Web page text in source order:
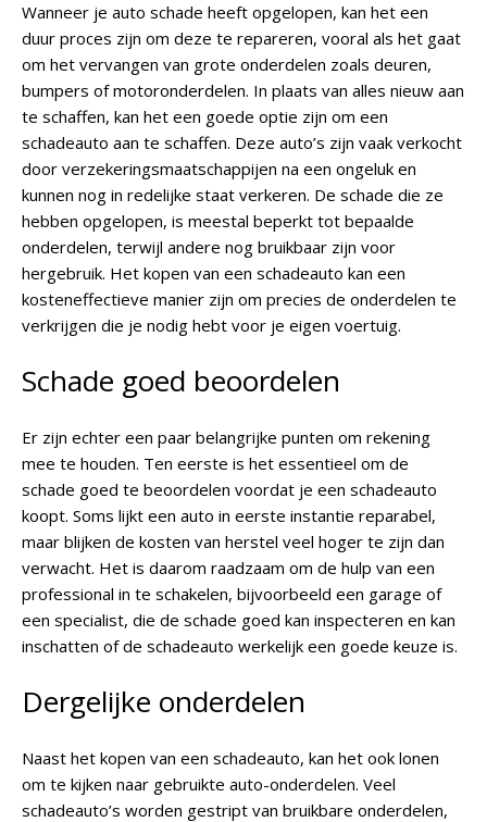
Wanneer je auto schade heeft opgelopen, kan het een
duur proces zijn om deze te repareren, vooral als het gaat
om het vervangen van grote onderdelen zoals deuren,
bumpers of motoronderdelen. In plaats van alles nieuw aan
te schaffen, kan het een goede optie zijn om een
schadeauto aan te schaffen. Deze auto’s zijn vaak verkocht
door verzekeringsmaatschappijen na een ongeluk en
kunnen nog in redelijke staat verkeren. De schade die ze
hebben opgelopen, is meestal beperkt tot bepaalde
onderdelen, terwijl andere nog bruikbaar zijn voor
hergebruik. Het kopen van een schadeauto kan een
kosteneffectieve manier zijn om precies de onderdelen te
verkrijgen die je nodig hebt voor je eigen voertuig.
Schade goed beoordelen
Er zijn echter een paar belangrijke punten om rekening
mee te houden. Ten eerste is het essentieel om de
schade goed te beoordelen voordat je een schadeauto
koopt. Soms lijkt een auto in eerste instantie reparabel,
maar blijken de kosten van herstel veel hoger te zijn dan
verwacht. Het is daarom raadzaam om de hulp van een
professional in te schakelen, bijvoorbeeld een garage of
een specialist, die de schade goed kan inspecteren en kan
inschatten of de schadeauto werkelijk een goede keuze is.
Dergelijke onderdelen
Naast het kopen van een schadeauto, kan het ook lonen
om te kijken naar gebruikte auto-onderdelen. Veel
schadeauto’s worden gestript van bruikbare onderdelen,